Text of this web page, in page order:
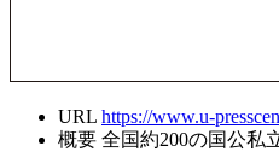
URL https://www.u-
概要 全国約200の国公私